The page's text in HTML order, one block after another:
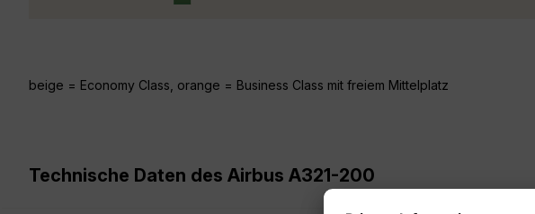
beige = Economy Class, orange = Business Class mit freiem Mittelplatz
Technische Daten des Airbus A321-200